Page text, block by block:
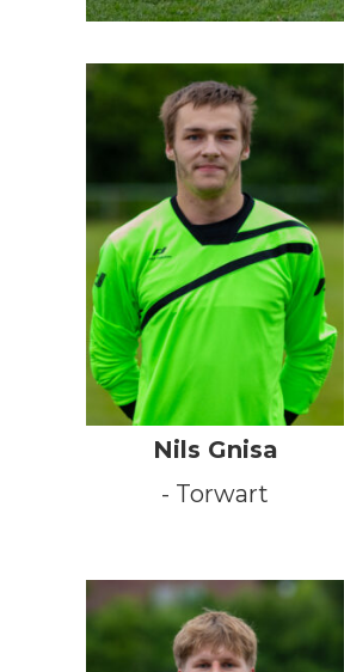
Nils Gnisa
- Torwart